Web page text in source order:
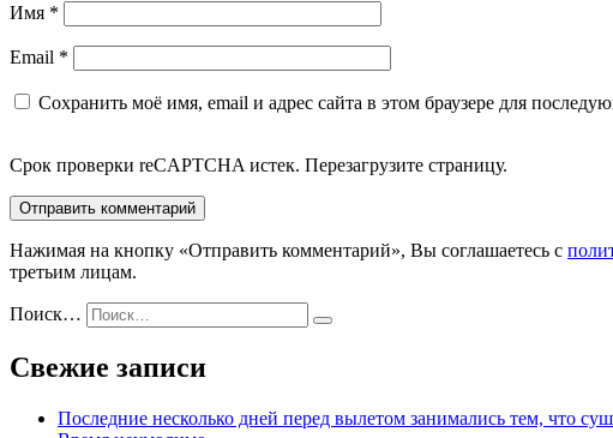
Имя *
Email *
Сохранить моё имя, email и адрес сайта в этом браузере для
Срок проверки reCAPTCHA истек. Перезагрузите страницу.
Нажимая на кнопку «Отправить комментарий», Вы соглашаетесь с
третьим лицам.
Поиск…
Свежие записи
Последние несколько дней перед вылетом занимались тем, что